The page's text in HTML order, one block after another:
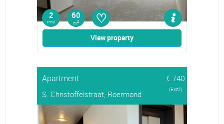
2
rms
60
m2 ♡
View property
Apartment
€ 740
S. Christoffelstraat, Roermond
(Excl.)